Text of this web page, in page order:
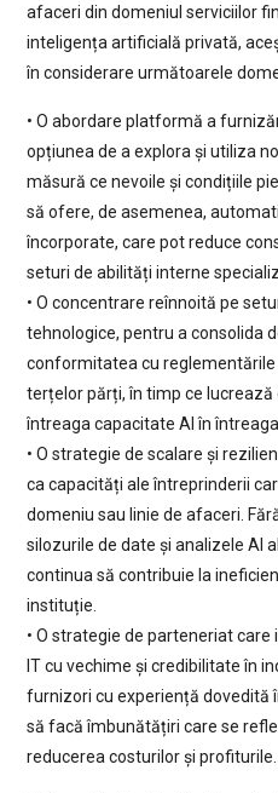
afaceri din domeniul serviciilor
inteligența artificială privată,
în considerare următoarele
• O abordare platformă a
opțiunea de a explora și utiliza
măsură ce nevoile și condițiile
să ofere, de asemenea,
încorporate, care pot reduce
seturi de abilități interne
• O concentrare reînnoită pe
tehnologice, pentru a consolida
conformitatea cu reglementările
terțelor părți, în timp ce
întreaga capacitate AI în
• O strategie de scalare și
ca capacități ale întreprinderii
domeniu sau linie de afaceri.
silozurile de date și analizele AI
continua să contribuie la
instituție.
• O strategie de parteneriat
IT cu vechime și credibilitate în
furnizori cu experiență dovedită
să facă îmbunătățiri care se
reducerea costurilor și profiturile.